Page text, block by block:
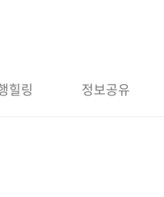
힐링 정보공유